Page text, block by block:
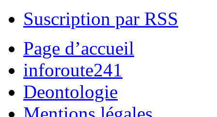
Suscription par RSS
Page d’accueil
inforoute241
Deontologie